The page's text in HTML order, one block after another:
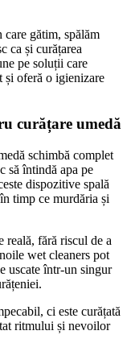
gătim, spălăm
ca și curățarea
pe soluții care
și oferă o igienizare
curățare umedă
schimbă complet
să întindă apa pe
dispozitive spală
timp ce murdăria și
reală, fără riscul de a
wet cleaners pot
uscate într-un singur
ci este curățată
ritmului și nevoilor